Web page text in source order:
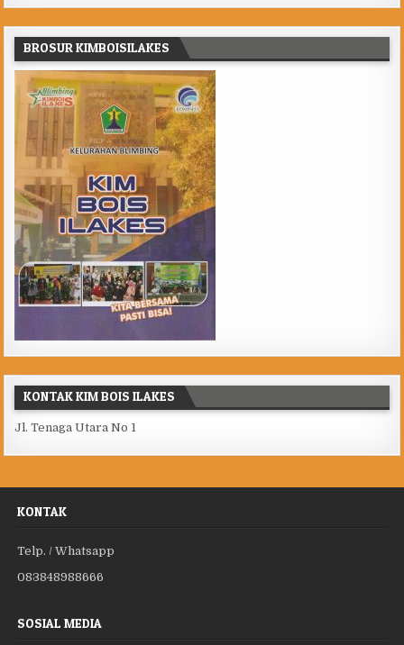
BROSUR KIMBOISILAKES
KONTAK KIM BOIS ILAKES
Jl. Tenaga Utara No 1
KONTAK
Telp. / Whatsapp
083848988666
SOSIAL MEDIA